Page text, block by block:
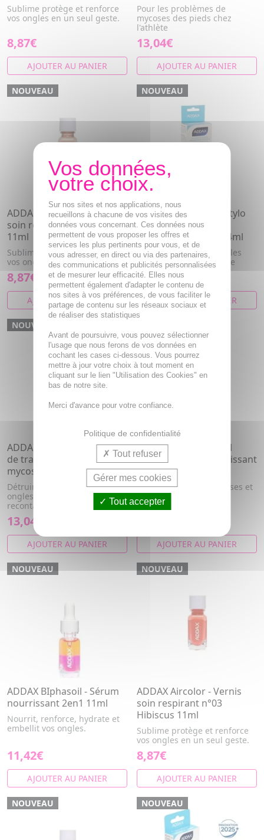
Sublime protège et renforce
vos ongles en un seul geste.
8,87€
AJOUTER AU PANIER
Pour les problèmes de
mycoses des pieds chez
l'athlète
13,04€
AJOUTER AU PANIER
NOUVEAU
ADDAX Aircolor - Vernis
soin respirant n°04 naturel
11ml
Sublime protège et renforce
vos ongles en un seul geste.
8,87€
AJOUTER AU PANIER
NOUVEAU
ADDAX Mycoflash - Stylo
De Traitement Pour
Mycose Des Ongles 4ml
Détruit en 20 secondes les
champignons de surface
16,64€
AJOUTER AU PANIER
NOUVEAU
ADDAX Mycoflash - Vernis
de traitement pour
mycoses des ongles 5ml
Détruire les mycoses des
ongles et empêcher la
recontamination.
13,04€
AJOUTER AU PANIER
ADDAX Keratolis - Gel
pieds anti-rugosités lissant
50ml
des pieds plus doux, lisses et
confortables.
AJOUTER AU PANIER
NOUVEAU
ADDAX BIphasoil - Sérum
nourrissant 2en1 11ml
Nourrit, renforce, hydrate et
embellit vos ongles.
11,42€
AJOUTER AU PANIER
NOUVEAU
ADDAX Aircolor - Vernis
soin respirant n°03
Hibiscus 11ml
Sublime protège et renforce
vos ongles en un seul geste.
8,87€
AJOUTER AU PANIER
NOUVEAU NOUVEAU
Sur nos sites et nos applications, nous
recueillons à chacune de vos visites des
données vous concernant. Ces données nous
permettent de vous proposer les offres et
services les plus pertinents pour vous, et de
vous adresser, en direct ou via des partenaires,
des communications et publicités personnalisées
et de mesurer leur efficacité. Elles nous
permettent également d'adapter le contenu de
nos sites à vos préférences, de vous faciliter le
partage de contenu sur les réseaux sociaux et
de réaliser des statistiques
Avant de poursuivre, vous pouvez sélectionner
l'usage que nous ferons de vos données en
cochant les cases ci-dessous. Vous pourrez
mettre à jour votre choix à tout moment en
cliquant sur le lien "Utilisation des Cookies" en
bas de notre site.
Merci d'avance pour votre confiance.
Politique de confidentialité
Tout refuser
Gérer mes cookies
Tout accepter